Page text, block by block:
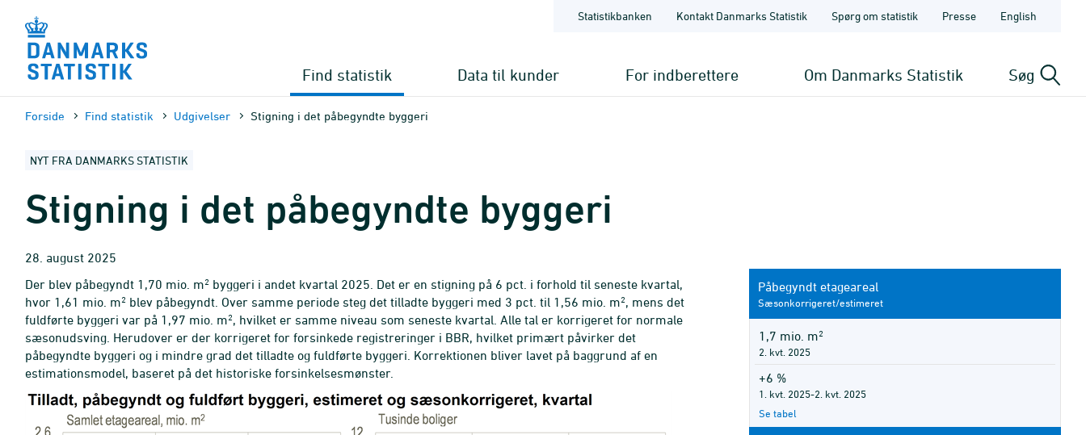
sidens
indhold
Statistikbanken Kontakt Danmarks Statistik Spørg om statistik Presse English
Find statistik Data til kunder For indberettere Om Danmarks Statistik Søg
Forside Find statistik Udgivelser Stigning i det påbegyndte byggeri
NYT FRA DANMARKS STATISTIK
Stigning i det påbegyndte byggeri
28. august 2025
Der blev påbegyndt 1,70 mio. m2 byggeri i andet kvartal 2025. Det er en stigning på 6 pct. i forhold til seneste kvartal,
hvor 1,61 mio. m2 blev påbegyndt. Over samme periode steg det tilladte byggeri med 3 pct. til 1,56 mio. m2, mens det
fuldførte byggeri var på 1,97 mio. m2, hvilket er samme niveau som seneste kvartal. Alle tal er korrigeret for normale
sæsonudsving. Herudover er der korrigeret for forsinkede registreringer i BBR, hvilket primært påvirker det
påbegyndte byggeri og i mindre grad det tilladte og fuldførte byggeri. Korrektionen bliver lavet på baggrund af en
estimationsmodel, baseret på det historiske forsinkelsesmønster.
Påbegyndt etageareal
Sæsonkorrigeret/estimeret
1,7 mio. m2
2. kvt. 2025
+6 %
1. kvt. 2025-2. kvt. 2025
Se tabel